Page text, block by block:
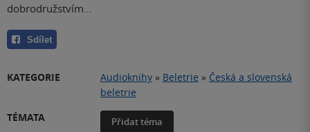
dobrodružstvím…
Sdílet
KATEGORIE Audioknihy » Beletrie » Česká a slovenská
beletrie
TÉMATA
Přidat téma